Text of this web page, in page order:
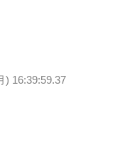
) 16:39:59.37